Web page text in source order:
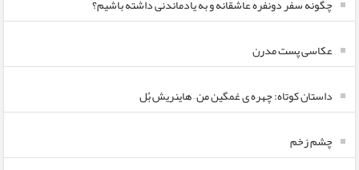
چگونه سفر دونفره عاشقانه و به یادماندنی داشته باشیم؟
عکاسی پست مدرن
داستان کوتاه: چهره ی غمگین من – هاینریش بُل
چشم زخم